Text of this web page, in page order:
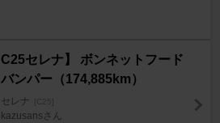
C25セレナ】 ボンネットフード
バンパー（174,885km）
セレナ [C25]
kazusansさん